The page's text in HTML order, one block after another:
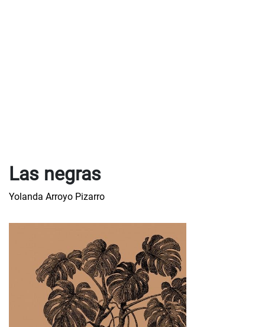
Las negras
Yolanda Arroyo Pizarro